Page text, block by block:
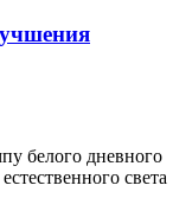
белого дневного
света